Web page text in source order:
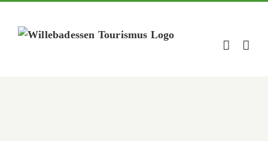
Inhalt
springen